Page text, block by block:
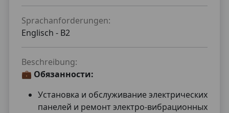
Sprachanforderungen:
Englisch - B2
Beschreibung:
💼 Обязанности:
Установка и обслуживание электрических
панелей и ремонт электро-вибрационных